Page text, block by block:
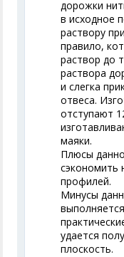
дорожки
в исходное
раствору
правило,
раствор до
раствора
и слегка
отвеса.
отступают
маяки.
Плюсы
сэкономить
профилей.
Минусы
удается
плоскость.